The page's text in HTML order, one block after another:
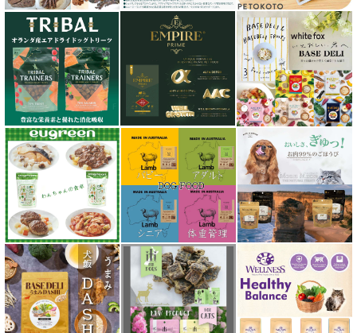
シシア Schesir
獣医さん推奨シリーズ
シルクフル SILKFULL
ジーランディア Zealandia
スマイリー Smiley
ソウルメイト SoulMate
ソリッドゴールド Solid Gold
ディアブロ（Deer Blow）
テラカニス TerraCanis